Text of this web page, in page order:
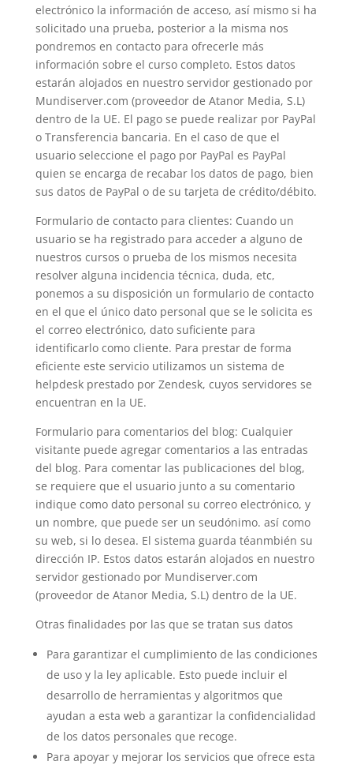
electrónico la información de acceso, así mismo si ha
solicitado una prueba, posterior a la misma nos
pondremos en contacto para ofrecerle más
información sobre el curso completo. Estos datos
estarán alojados en nuestro servidor gestionado por
Mundiserver.com (proveedor de Atanor Media, S.L)
dentro de la UE. El pago se puede realizar por PayPal
o Transferencia bancaria. En el caso de que el
usuario seleccione el pago por PayPal es PayPal
quien se encarga de recabar los datos de pago, bien
sus datos de PayPal o de su tarjeta de crédito/débito.
Formulario de contacto para clientes: Cuando un
usuario se ha registrado para acceder a alguno de
nuestros cursos o prueba de los mismos necesita
resolver alguna incidencia técnica, duda, etc,
ponemos a su disposición un formulario de contacto
en el que el único dato personal que se le solicita es
el correo electrónico, dato suficiente para
identificarlo como cliente. Para prestar de forma
eficiente este servicio utilizamos un sistema de
helpdesk prestado por Zendesk, cuyos servidores se
encuentran en la UE.
Formulario para comentarios del blog: Cualquier
visitante puede agregar comentarios a las entradas
del blog. Para comentar las publicaciones del blog,
se requiere que el usuario junto a su comentario
indique como dato personal su correo electrónico, y
un nombre, que puede ser un seudónimo. así como
su web, si lo desea. El sistema guarda téanmbién su
dirección IP. Estos datos estarán alojados en nuestro
servidor gestionado por Mundiserver.com
(proveedor de Atanor Media, S.L) dentro de la UE.
Otras finalidades por las que se tratan sus datos
Para garantizar el cumplimiento de las condiciones
de uso y la ley aplicable. Esto puede incluir el
desarrollo de herramientas y algoritmos que
ayudan a esta web a garantizar la confidencialidad
de los datos personales que recoge.
Para apoyar y mejorar los servicios que ofrece esta